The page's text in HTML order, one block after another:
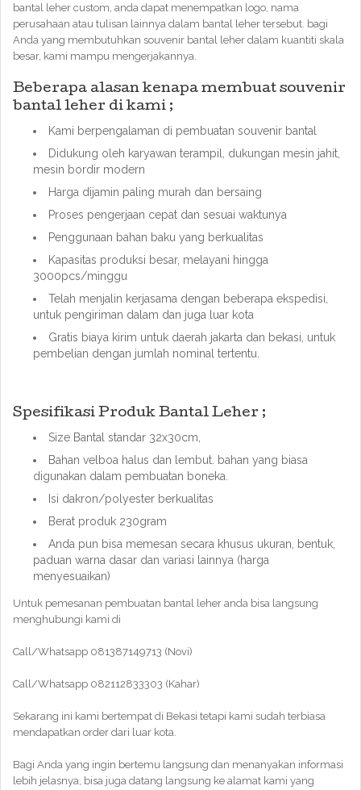
bantal leher custom, anda dapat menempatkan logo, nama
perusahaan atau tulisan lainnya dalam bantal leher tersebut. bagi
Anda yang membutuhkan souvenir bantal leher dalam kuantiti skala
besar, kami mampu mengerjakannya.
Beberapa alasan kenapa membuat souvenir
bantal leher di kami ;
Kami berpengalaman di pembuatan souvenir bantal
Didukung oleh karyawan terampil, dukungan mesin jahit,
mesin bordir modern
Harga dijamin paling murah dan bersaing
Proses pengerjaan cepat dan sesuai waktunya
Penggunaan bahan baku yang berkualitas
Kapasitas produksi besar, melayani hingga
3000pcs/minggu
Telah menjalin kerjasama dengan beberapa ekspedisi,
untuk pengiriman dalam dan juga luar kota
Gratis biaya kirim untuk daerah jakarta dan bekasi, untuk
pembelian dengan jumlah nominal tertentu.
Spesifikasi Produk Bantal Leher ;
Size Bantal standar 32x30cm,
Bahan velboa halus dan lembut. bahan yang biasa
digunakan dalam pembuatan boneka.
Isi dakron/polyester berkualitas
Berat produk 230gram
Anda pun bisa memesan secara khusus ukuran, bentuk,
paduan warna dasar dan variasi lainnya (harga
menyesuaikan)
Untuk pemesanan pembuatan bantal leher anda bisa langsung
menghubungi kami di
Call/Whatsapp 081387149713 (Novi)
Call/Whatsapp 082112833303 (Kahar)
Sekarang ini kami bertempat di Bekasi tetapi kami sudah terbiasa
mendapatkan order dari luar kota.
Bagi Anda yang ingin bertemu langsung dan menanyakan informasi
lebih jelasnya, bisa juga datang langsung ke alamat kami yang